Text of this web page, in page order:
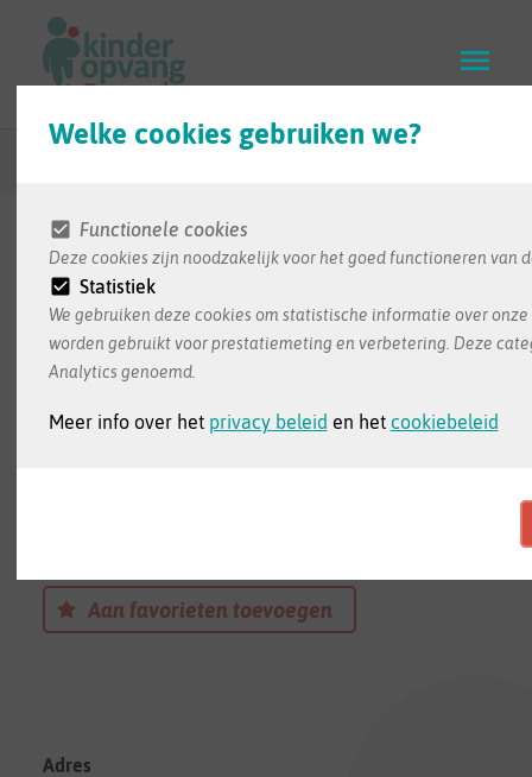
Welke cookies gebruiken we?
Functionele cookies
Deze cookies zijn noodzakelijk voor het goed functioneren van
Statistiek
We gebruiken deze cookies om statistische informatie over
worden gebruikt voor prestatiemeting en verbetering. Deze
Analytics genoemd.
Meer info over het privacy beleid en het cookiebeleid
De informatie in deze infofiche wordt ons bezorgd
door de opvang zelf. Dit is de meest recente
informatie die we ontvangen hebben
Aan favorieten toevoegen
Adres